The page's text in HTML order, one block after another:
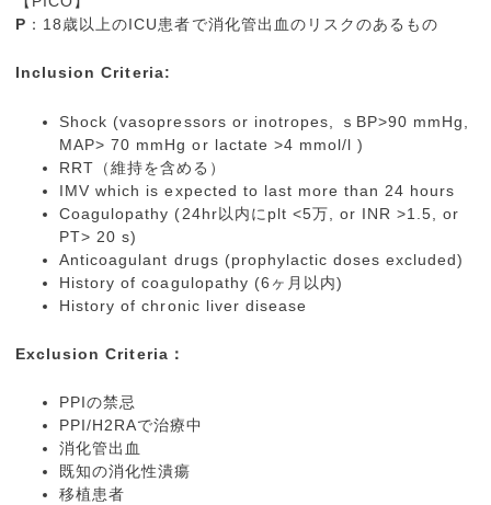
P ：18歳以上のICU患者で消化管出血のリスクのあるもの
Inclusion Criteria:
Shock (vasopressors or inotropes, ｓBP>90 mmHg,
MAP> 70 mmHg or lactate >4 mmol/l )
RRT（維持を含める）
IMV which is expected to last more than 24 hours
Coagulopathy (24hr以内にplt <5万, or INR >1.5, or
PT> 20 s)
Anticoagulant drugs (prophylactic doses excluded)
History of coagulopathy (6ヶ月以内)
History of chronic liver disease
Exclusion Criteria：
PPIの禁忌
PPI/H2RAで治療中
消化管出血
既知の消化性潰瘍
移植患者